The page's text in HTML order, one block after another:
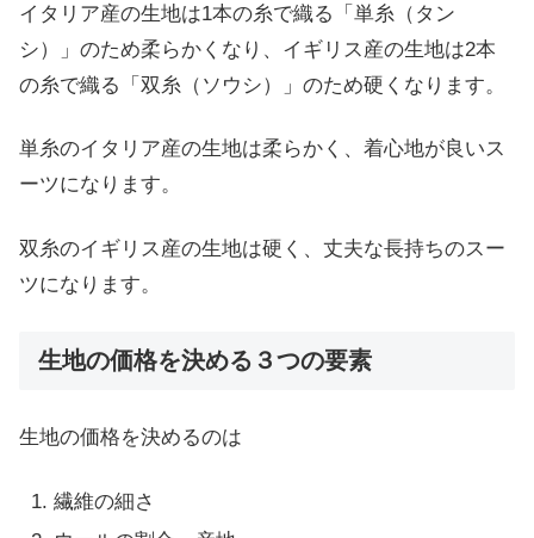
イタリア産の生地は1本の糸で織る「単糸（タン
シ）」のため柔らかくなり、イギリス産の生地は2本
の糸で織る「双糸（ソウシ）」のため硬くなります。
単糸のイタリア産の生地は柔らかく、着心地が良いス
ーツになります。
双糸のイギリス産の生地は硬く、丈夫な長持ちのスー
ツになります。
生地の価格を決める３つの要素
生地の価格を決めるのは
繊維の細さ